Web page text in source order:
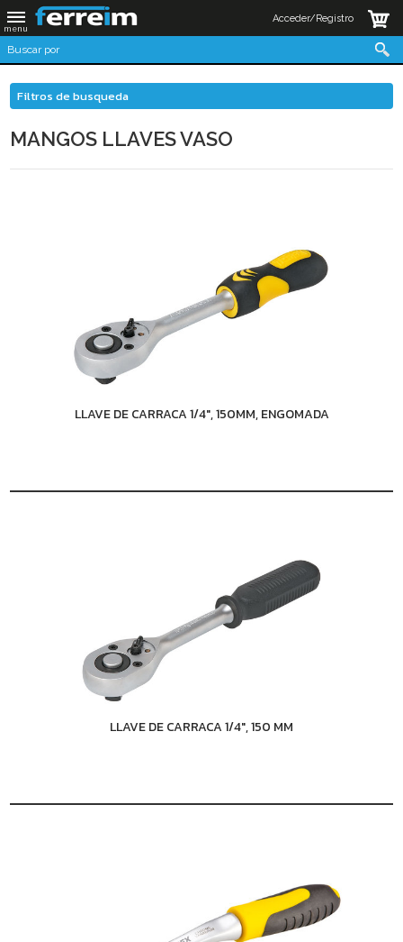
Acceder/Registro
Filtros de busqueda
MANGOS LLAVES VASO
LLAVE DE CARRACA 1/4", 150MM, ENGOMADA
LLAVE DE CARRACA 1/4", 150 MM